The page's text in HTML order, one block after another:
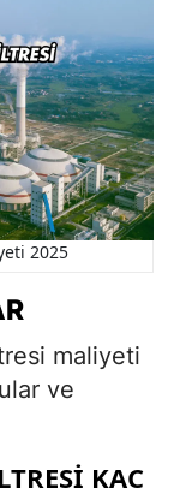
2025
maliyeti
ve
KAÇ